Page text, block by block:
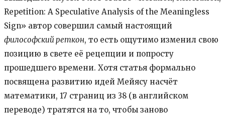
Repetition: A Speculative Analysis of the Meaningless
Sign» автор совершил самый настоящий
философский реткон, то есть ощутимо изменил свою
позицию в свете её рецепции и попросту
прошедшего времени. Хотя статья формально
посвящена развитию идей Мейясу насчёт
математики, 17 страниц из 38 (в английском
переводе) тратятся на то, чтобы заново